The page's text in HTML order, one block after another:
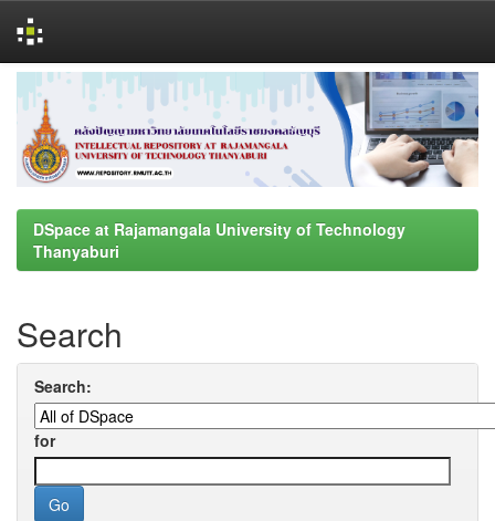
navigation
DSpace at Rajamangala University of Technology
Thanyaburi
Search
Search:
for